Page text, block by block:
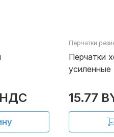
НДС
Перчатки
Перчатки
усиленные
15.77